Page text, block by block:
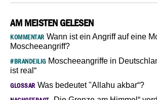
AM MEISTEN GELESEN
KOMMENTAR Wann ist ein Angriff auf eine
Moscheeangriff?
#BRANDEILIGMoscheeangriffe in
ist real“
GLOSSAR Was bedeutet "Allahu akbar“?